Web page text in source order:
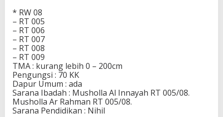
* RW 08
– RT 005
– RT 006
– RT 007
– RT 008
– RT 009
TMA : kurang lebih 0 – 200cm
Pengungsi : 70 KK
Dapur Umum : ada
Sarana Ibadah : Musholla Al Innayah RT 005/08.
Musholla Ar Rahman RT 005/08.
Sarana Pendidikan : Nihil